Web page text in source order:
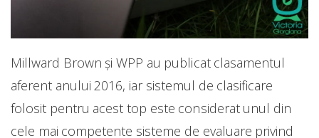
Millward Brown și WPP au publicat clasamentul
aferent anului 2016, iar sistemul de clasificare
folosit pentru acest top este considerat unul din
cele mai competente sisteme de evaluare privind